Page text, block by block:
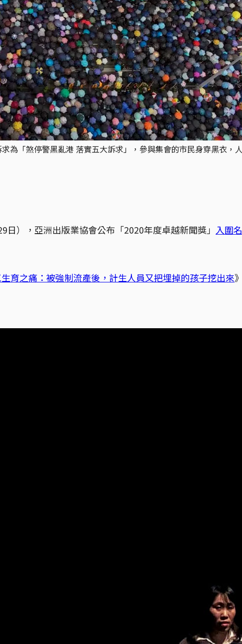
為「煞停警黑亂港 落實五大訴求」，參與集會的市民身穿黑衣
日），亞洲出版業協會公布「2020年度卓越新聞獎」 入圍
育之痛：被強制流產後，計生人員又把埋掉的孩子挖出來